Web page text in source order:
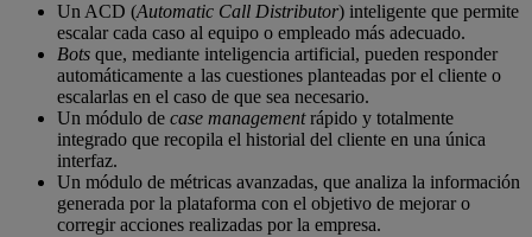
Un ACD (Automatic Call Distributor) inteligente que permite
escalar cada caso al equipo o empleado más adecuado.
Bots que, mediante inteligencia artificial, pueden responder
automáticamente a las cuestiones planteadas por el cliente o
escalarlas en el caso de que sea necesario.
Un módulo de case managementrápido y totalmente
integrado que recopila el historial del cliente en una única
interfaz.
Un módulo de métricas avanzadas, que analiza la información
generada por la plataforma con el objetivo de mejorar o
corregir acciones realizadas por la empresa.